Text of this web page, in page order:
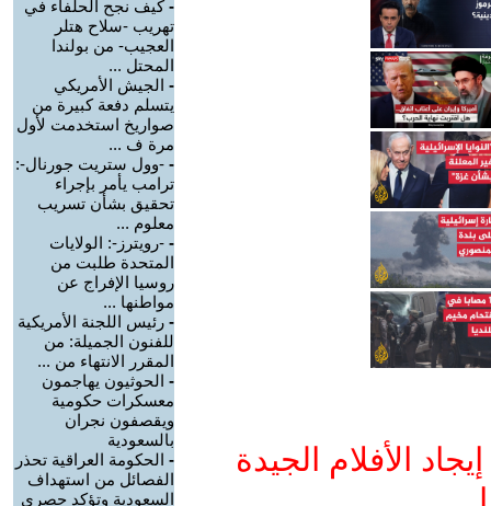
الأفلام الجيدة
-كيف نجح الحلفاء في
تهريب -سلاح هتلر
العجيب- من بولندا
المحتل ...
- الجيش الأمريكي
يتسلم دفعة كبيرة من
صواريخ استخدمت لأول
مرة ف ...
- -وول ستريت جورنال-:
ترامب يأمر بإجراء
تحقيق بشأن تسريب
معلوم ...
- -رويترز-: الولايات
المتحدة طلبت من
روسيا الإفراج عن
مواطنها ...
- رئيس اللجنة الأمريكية
للفنون الجميلة: من
المقرر الانتهاء من ...
- الحوثيون يهاجمون
معسكرات حكومية
ويقصفون نجران
بالسعودية
- الحكومة العراقية تحذر
الفصائل من استهداف
السعودية وتؤكد حصري